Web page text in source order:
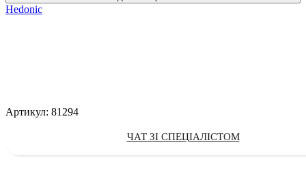
Hedonic
Артикул: 81294
ЧАТ ЗІ СПЕЦІАЛІСТОМ